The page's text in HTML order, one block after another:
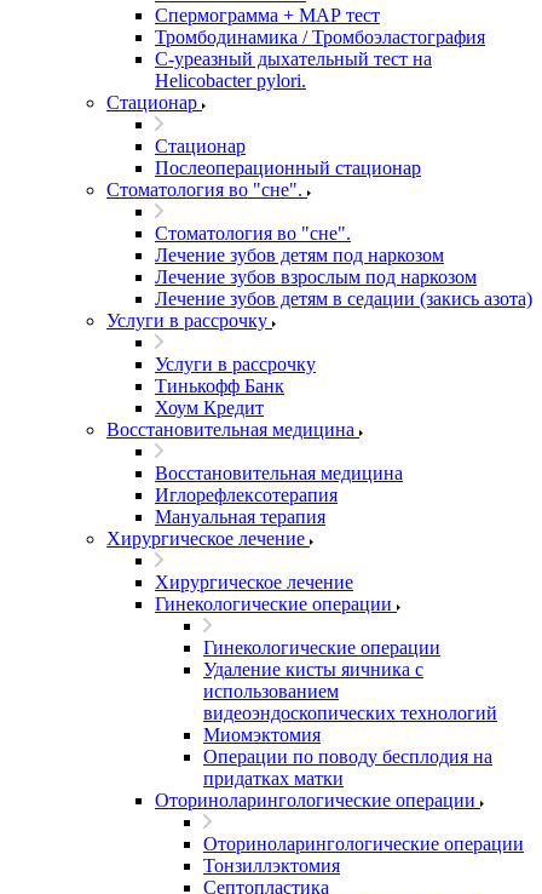
Спермограмма + МАР тест
Тромбодинамика / Тромбоэластография
С-уреазный дыхательный тест на
Helicobacter pylori.
Стационар
Стационар
Послеоперационный стационар
Стоматология во "сне".
Стоматология во "сне".
Лечение зубов детям под наркозом
Лечение зубов взрослым под наркозом
Лечение зубов детям в седации (закись азота)
Услуги в рассрочку
Услуги в рассрочку
Тинькофф Банк
Хоум Кредит
Восстановительная медицина
Восстановительная медицина
Иглорефлексотерапия
Мануальная терапия
Хирургическое лечение
Хирургическое лечение
Гинекологические операции
Гинекологические операции
Удаление кисты яичника с
использованием
видеоэндоскопических технологий
Миомэктомия
Операции по поводу бесплодия на
придатках матки
Оториноларингологические операции
Оториноларингологические операции
Тонзиллэктомия
Септопластика